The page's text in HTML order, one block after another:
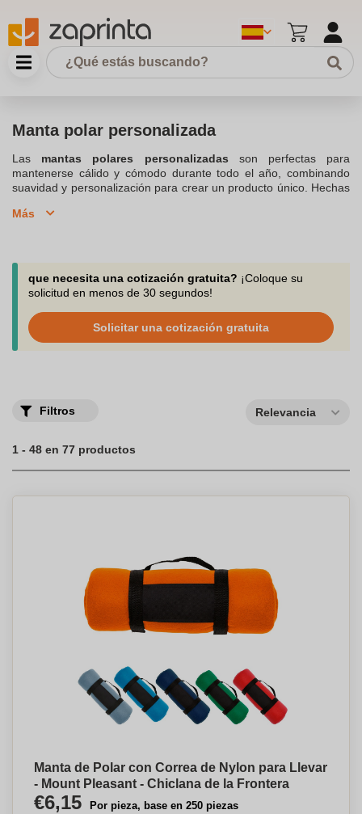
Manta polar personalizada
Las mantas polares personalizadas son perfectas para
mantenerse cálido y cómodo durante todo el año, combinando
suavidad y personalización para crear un producto único. Hechas
incomparable, siendo ideales para usar en el sofá, la cama o
regalo original
Disponibles en varios tamaños, como130 x 150 cmo140 x 180
, nuestras mantas polares son perfectas para
cualquier otra ocasión especial. Explora nuestra colección y
encuentra la
manta polar personalizadaperfecta para ti o para
regalar a alguien especial.
Más
que necesita una cotización gratuita? ¡Coloque su
solicitud en menos de 30 segundos!
Solicitar una cotización gratuita
Filtros Relevancia
1 - 48 en 77 productos
Manta de Polar con Correa de Nylon para Llevar
- Mount Pleasant - Chiclana de la Frontera
€6,15 Por pieza, base en 250 piezas